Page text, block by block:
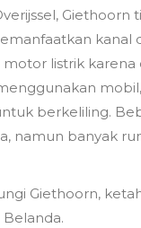
Giethoorn
kanal
listrik
berkeliling.
namun banyak
Giethoorn,
Belanda.